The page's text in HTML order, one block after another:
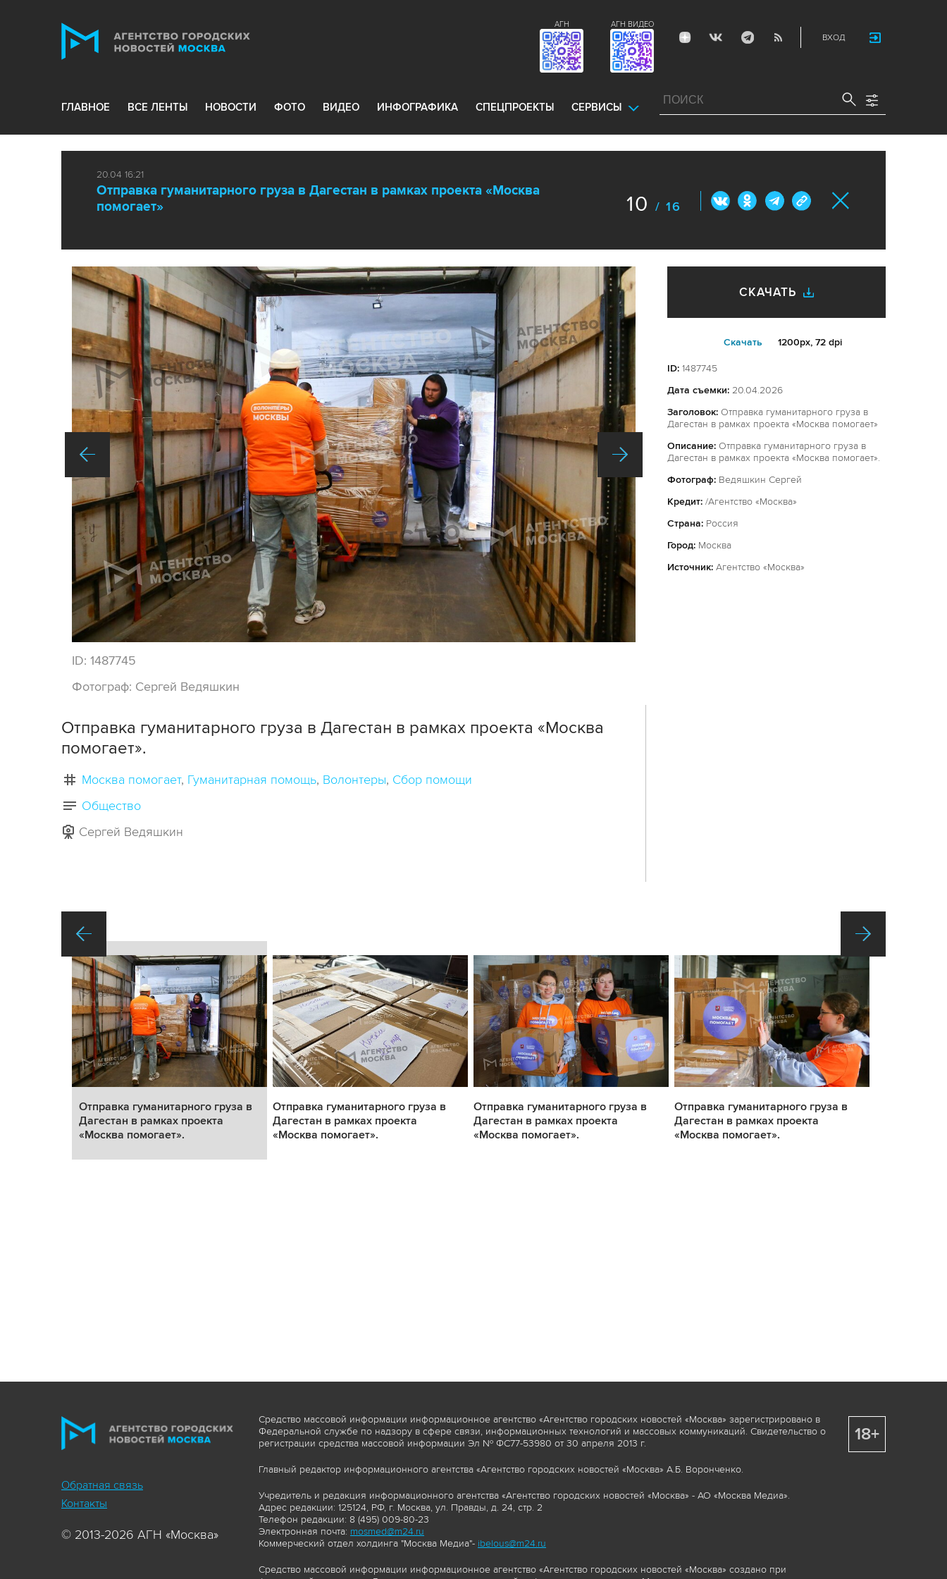
ВХОД
АГН ВИДЕО
АГН
ГЛАВНОЕ ВСЕ ЛЕНТЫ НОВОСТИ ФОТО ВИДЕО ИНФОГРАФИКА СПЕЦПРОЕКТЫ СЕРВИСЫ
20.04 16:21
Отправка гуманитарного груза в Дагестан в рамках проекта «Москва
помогает»
10 / 16
ID: 1487745
Фотограф: Сергей Ведяшкин
СКАЧАТЬ
Cкачать 1200px, 72 dpi
ID: 1487745
Дата съемки: 20.04.2026
Заголовок: Отправка гуманитарного груза в
Дагестан в рамках проекта «Москва помогает»
Описание: Отправка гуманитарного груза в
Дагестан в рамках проекта «Москва помогает».
Фотограф: Ведяшкин Сергей
Кредит: /Агентство «Москва»
Страна: Россия
Город: Москва
Источник: Агентство «Москва»
Отправка гуманитарного груза в Дагестан в рамках проекта «Москва
помогает».
Москва помогает Гуманитарная помощь Волонтеры Сбор помощи
Общество
Сергей Ведяшкин
Отправка гуманитарного груза в
Дагестан в рамках проекта
«Москва помогает».
Отправка гуманитарного груза в
Дагестан в рамках проекта
«Москва помогает».
Отправка гуманитарного груза в
Дагестан в рамках проекта
«Москва помогает».
Отправка гуманитарного груза в
Дагестан в рамках проекта
«Москва помогает».
Обратная связь
Контакты
© 2013-2026 АГН «Москва»
Средство массовой информации информационное агентство «Агентство городских новостей «Москва» зарегистрировано в
Федеральной службе по надзору в сфере связи, информационных технологий и массовых коммуникаций. Свидетельство о
регистрации средства массовой информации Эл № ФС77-53980 от 30 апреля 2013 г.
Главный редактор информационного агентства «Агентство городских новостей «Москва» А.Б. Воронченко.
Учредитель и редакция информационного агентства «Агентство городских новостей «Москва» - АО «Москва Медиа».
Адрес редакции: 125124, РФ, г. Москва, ул. Правды, д. 24, стр. 2
Телефон редакции: 8 (495) 009-80-23
Электронная почта: mosmed@m24.ru
Коммерческий отдел холдинга "Москва Медиа"- ibelous@m24.ru
Средство массовой информации информационное агентство «Агентство городских новостей «Москва» создано при
18+